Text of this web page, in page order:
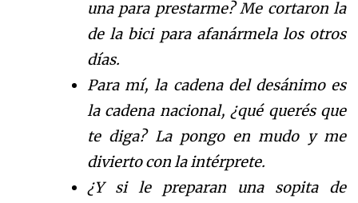
una para prestarme? Me cortaron la
de la bici para afanármela los otros
días.
Para mí, la cadena del desánimo es
la cadena nacional, ¿qué querés que
te diga? La pongo en mudo y me
divierto con la intérprete.
¿Y si le preparan una sopita de